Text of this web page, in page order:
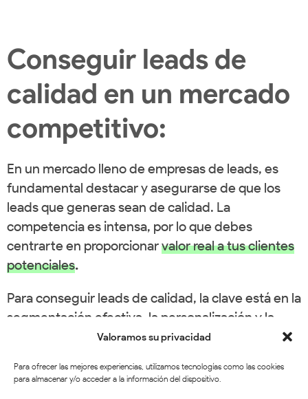
Valoramos su privacidad
Para ofrecer las mejores experiencias, utilizamos tecnologías como las cookies
para almacenar y/o acceder a la información del dispositivo.
Conseguir leads de
calidad en un mercado
competitivo:
En un mercado lleno de empresas de leads, es
fundamental destacar y asegurarse de que los
leads que generas sean de calidad. La
competencia es intensa, por lo que debes
centrarte en proporcionarvalor real a tus clientes
potenciales.
Para conseguir leads de calidad, la clave está en la
segmentación efectiva, la personalización y la
entrega constante de contenido relevante.
Utiliza herramientas de análisis para evaluar la
calidad de tus leads y ajusta tus estrategias en